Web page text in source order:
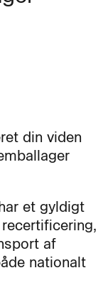
din viden
et gyldigt
af
nationalt